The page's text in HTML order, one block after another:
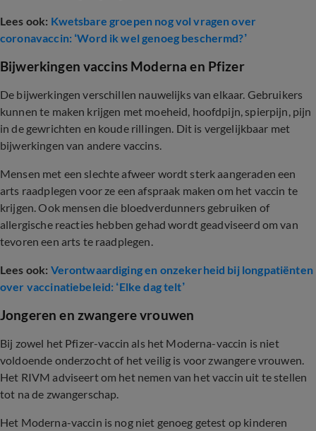
Lees ook: Kwetsbare groepen nog vol vragen over
coronavaccin: ‘Word ik wel genoeg beschermd?’
Bijwerkingen vaccins Moderna en Pfizer
De bijwerkingen verschillen nauwelijks van elkaar. Gebruikers
kunnen te maken krijgen met moeheid, hoofdpijn, spierpijn, pijn
in de gewrichten en koude rillingen. Dit is vergelijkbaar met
bijwerkingen van andere vaccins.
Mensen met een slechte afweer wordt sterk aangeraden een
arts raadplegen voor ze een afspraak maken om het vaccin te
krijgen. Ook mensen die bloedverdunners gebruiken of
allergische reacties hebben gehad wordt geadviseerd om van
tevoren een arts te raadplegen.
Lees ook: Verontwaardiging en onzekerheid bij longpatiënten
over vaccinatiebeleid: ‘Elke dag telt’
Jongeren en zwangere vrouwen
Bij zowel het Pfizer-vaccin als het Moderna-vaccin is niet
voldoende onderzocht of het veilig is voor zwangere vrouwen.
Het RIVM adviseert om het nemen van het vaccin uit te stellen
tot na de zwangerschap.
Het Moderna-vaccin is nog niet genoeg getest op kinderen